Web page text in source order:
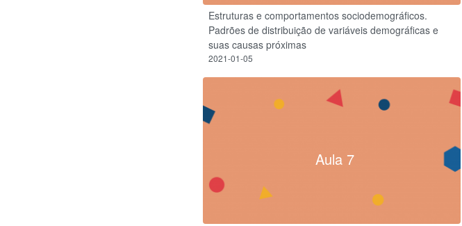
Estruturas e comportamentos sociodemográficos.
Padrões de distribuição de variáveis demográficas e
suas causas próximas
2021-01-05
Aula 7